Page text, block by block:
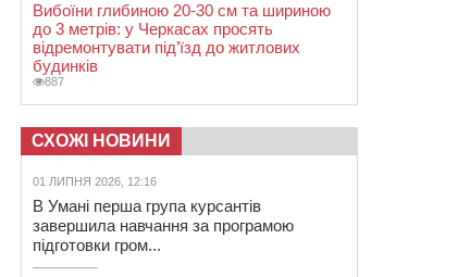
Вибоїни глибиною 20-30 см та шириною
до 3 метрів: у Черкасах просять
відремонтувати під’їзд до житлових
будинків
887
СХОЖІ НОВИНИ
01 ЛИПНЯ 2026, 12:16
В Умані перша група курсантів
завершила навчання за програмою
підготовки гром...